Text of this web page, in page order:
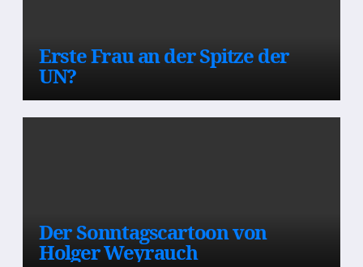
Erste Frau an der Spitze der
UN?
Der Sonntagscartoon von
Holger Weyrauch